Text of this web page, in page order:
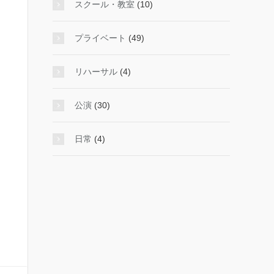
スクール・教室 (10)
プライベート (49)
リハーサル (4)
公演 (30)
日常 (4)